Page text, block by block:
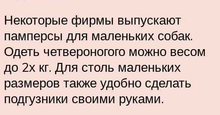
Некоторые фирмы выпускают
памперсы для маленьких собак.
Одеть четвероногого можно весом
до 2х кг. Для столь маленьких
размеров также удобно сделать
подгузники своими руками.